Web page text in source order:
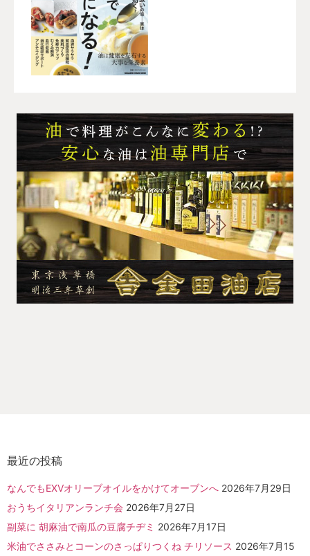
最近の投稿
なんでもEXVオリーブオイルをかけてオーブンへ 2026年7月29日
おうちイタリアンランチ会 2026年7月27日
副菜に 胡麻油で南瓜の豆腐チヂミ 2026年7月17日
米油でささみとコーンのさっぱりつくね チリソース 2026年7月15